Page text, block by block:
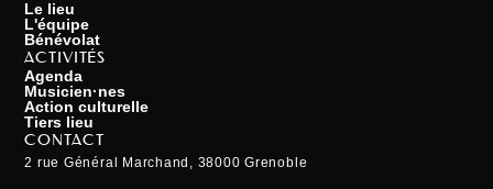
Le lieu
L'équipe
Bénévolat
ACTIVITÉS
Agenda
Musicien·nes
Action culturelle
Tiers lieu
CONTACT
2 rue Général Marchand, 38000 Grenoble